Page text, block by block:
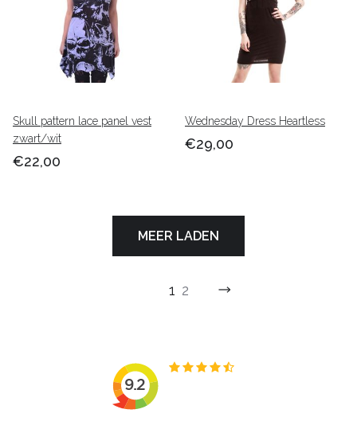
Skull pattern lace panel vest
zwart/wit
€22,00
Wednesday Dress Heartless
€29,00
MEER LADEN
1 2